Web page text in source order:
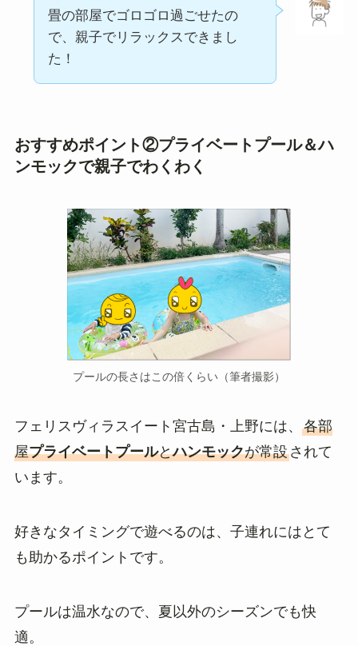
畳の部屋でゴロゴロ過ごせたの
で、親子でリラックスできまし
た！
おすすめポイント②プライベートプール＆ハ
ンモックで親子でわくわく
プールの長さはこの倍くらい（筆者撮影）
フェリスヴィラスイート宮古島・上野には、 各部
屋プライベートプールとハンモックが常設されて
います。
好きなタイミングで遊べるのは、子連れにはとて
も助かるポイントです。
プールは温水なので、夏以外のシーズンでも快
適。